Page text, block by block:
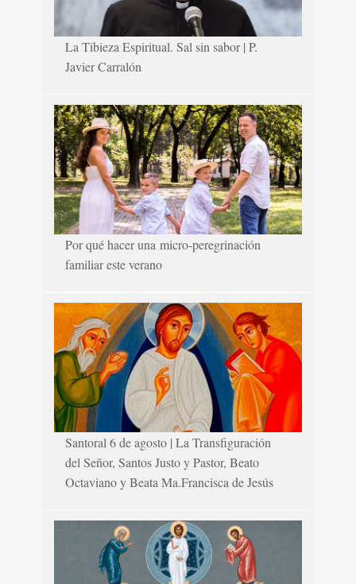
La Tibieza Espiritual. Sal sin sabor | P.
Javier Carralón
Por qué hacer una micro-peregrinación
familiar este verano
Santoral 6 de agosto | La Transfiguración
del Señor, Santos Justo y Pastor, Beato
Octaviano y Beata Ma.Francisca de Jesús